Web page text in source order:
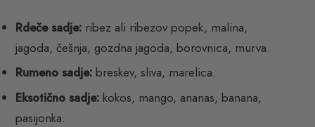
Rdeče sadje: ribez ali ribezov popek, malina,
jagoda, češnja, gozdna jagoda, borovnica, murva.
Rumeno sadje: breskev, sliva, marelica.
Eksotično sadje: kokos, mango, ananas, banana,
pasijonka.